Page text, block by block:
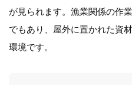
が見られます。漁業関係の作
でもあり、屋外に置かれた資
環境です。